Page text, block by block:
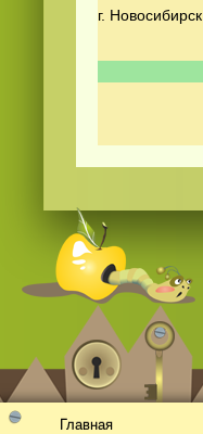
г. Новосибирск
Главная